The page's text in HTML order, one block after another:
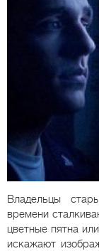
Владельцы
времени
цветные пятна
искажают